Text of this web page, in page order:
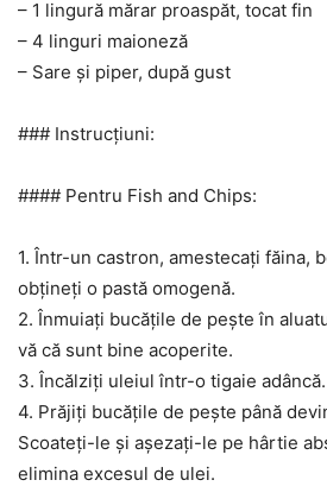
– 1 lingură mărar proaspăt, tocat fin
– 4 linguri maioneză
– Sare și piper, după gust
### Instrucțiuni:
#### Pentru Fish and Chips:
1. Într-un castron, amestecați făina,
obțineți o pastă omogenă.
2. Înmuiați bucățile de pește în
vă că sunt bine acoperite.
3. Încălziți uleiul într-o tigaie adâncă.
4. Prăjiți bucățile de pește până
Scoateți-le și așezați-le pe hârtie
elimina excesul de ulei.